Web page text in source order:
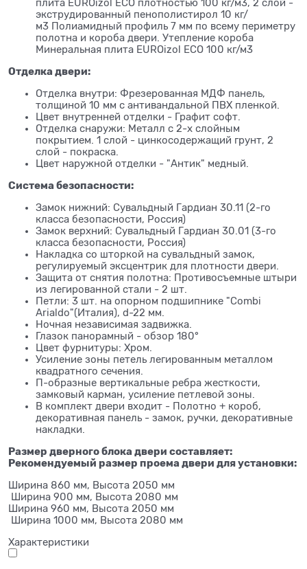
плита EUROizol ECO плотностью 100 кг/м3, 2 слой -
экструдированный пенополистирол 10 кг/
м3 Полиамидный профиль 7 мм по всему периметру
полотна и короба двери. Утепление короба
Минеральная плита EUROizol ECO 100 кг/м3
Отделка двери:
Отделка внутри: Фрезерованная МДФ панель,
толщиной 10 мм с антивандальной ПВХ пленкой.
Цвет внутренней отделки - Графит софт.
Отделка снаружи: Металл с 2-х слойным
покрытием. 1 слой - цинкосодержащий грунт, 2
слой - покраска.
Цвет наружной отделки - "Антик" медный.
Система безопасности:
Замок нижний: Сувальдный Гардиан 30.11 (2-го
класса безопасности, Россия)
Замок верхний: Сувальдный Гардиан 30.01 (3-го
класса безопасности, Россия)
Накладка со шторкой на сувальдный замок,
регулируемый эксцентрик для плотности двери.
Защита от снятия полотна: Противосъемные штыри
из легированной стали - 2 шт.
Петли: 3 шт. на опорном подшипнике "Combi
Arialdo"(Италия), d-22 мм.
Ночная независимая задвижка.
Глазок панорамный - обзор 180°
Цвет фурнитуры: Хром.
Усиление зоны петель легированным металлом
квадратного сечения.
П-образные вертикальные ребра жесткости,
замковый карман, усиление петлевой зоны.
В комплект двери входит - Полотно + короб,
декоративная панель - замок, ручки, декоративные
накладки.
Размер дверного блока двери составляет:
Рекомендуемый размер проема двери для установки:
Ширина 860 мм, Высота 2050 мм
Ширина 900 мм, Высота 2080 мм
Ширина 960 мм, Высота 2050 мм
Ширина 1000 мм, Высота 2080 мм
Характеристики